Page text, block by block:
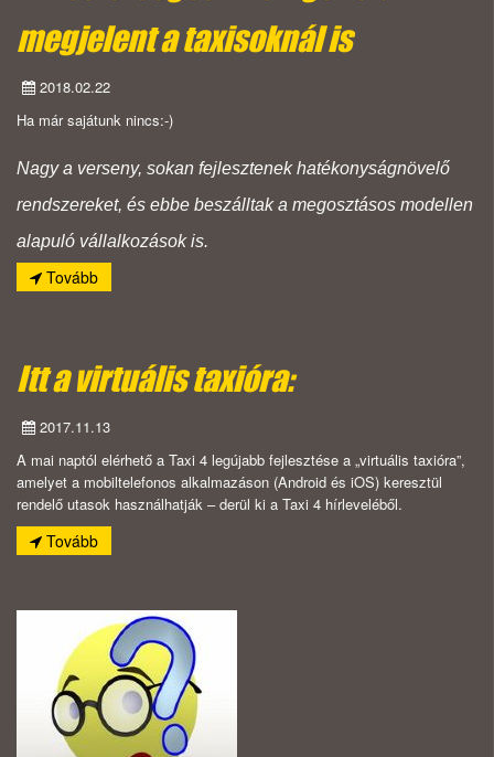
megjelent a taxisoknál is
2018.02.22
Ha már sajátunk nincs:-)
Nagy a verseny, sokan fejlesztenek hatékonyságnövelő
rendszereket, és ebbe beszálltak a megosztásos modellen
alapuló vállalkozások is.
Tovább
Itt a virtuális taxióra:
2017.11.13
A mai naptól elérhető a Taxi 4 legújabb fejlesztése a „virtuális taxióra”,
amelyet a mobiltelefonos alkalmazáson (Android és iOS) keresztül
rendelő utasok használhatják – derül ki a Taxi 4 hírleveléből.
Tovább